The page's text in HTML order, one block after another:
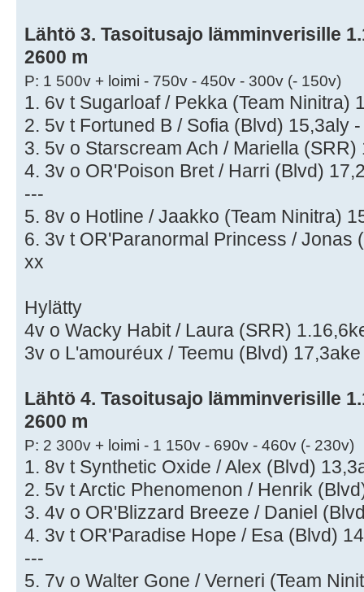
Lähtö 3. Tasoitusajo lämminverisille
2600 m
P: 1 500v + loimi - 750v - 450v - 300v (- 150v)
1. 6v t Sugarloaf / Pekka (Team Ninitra)
2. 5v t Fortuned B / Sofia (Blvd) 15,3aly
3. 5v o Starscream Ach / Mariella
4. 3v o OR'Poison Bret / Harri (Blvd)
---
5. 8v o Hotline / Jaakko (Team Ninitra)
6. 3v t OR'Paranormal Princess / Jonas
xx
Hylätty
4v o Wacky Habit / Laura (SRR)
3v o L'amouréux / Teemu (Blvd)
Lähtö 4. Tasoitusajo lämminverisille
2600 m
P: 2 300v + loimi - 1 150v - 690v - 460v (- 230v)
1. 8v t Synthetic Oxide / Alex (Blvd)
2. 5v t Arctic Phenomenon / Henrik
3. 4v o OR'Blizzard Breeze / Daniel
4. 3v t OR'Paradise Hope / Esa (Blvd)
---
5. 7v o Walter Gone / Verneri (Team